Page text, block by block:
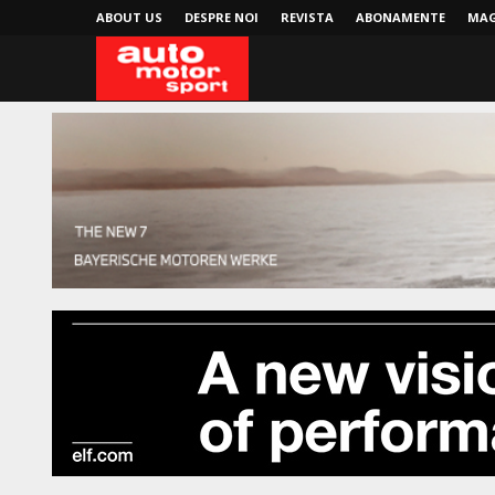
ABOUT US DESPRE NOI REVISTA ABONAMENTE